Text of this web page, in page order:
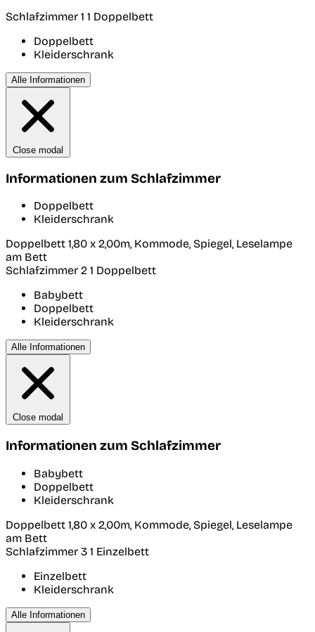
Schlafzimmer 1 1 Doppelbett
Doppelbett
Kleiderschrank
Alle Informationen
Close modal
Informationen zum Schlafzimmer
Doppelbett
Kleiderschrank
Doppelbett 1,80 x 2,00m, Kommode, Spiegel, Leselampe
am Bett
Schlafzimmer 2 1 Doppelbett
Babybett
Doppelbett
Kleiderschrank
Alle Informationen
Close modal
Informationen zum Schlafzimmer
Babybett
Doppelbett
Kleiderschrank
Doppelbett 1,80 x 2,00m, Kommode, Spiegel, Leselampe
am Bett
Schlafzimmer 3 1 Einzelbett
Einzelbett
Kleiderschrank
Alle Informationen